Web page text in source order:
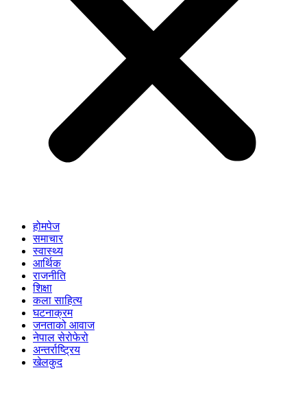
होमपेज
समाचार
स्वास्थ्य
आर्थिक
राजनीति
शिक्षा
कला साहित्य
घटनाक्रम
जनताको आवाज
नेपाल सेरोफेरो
अन्तर्राष्ट्रिय
खेलकुद